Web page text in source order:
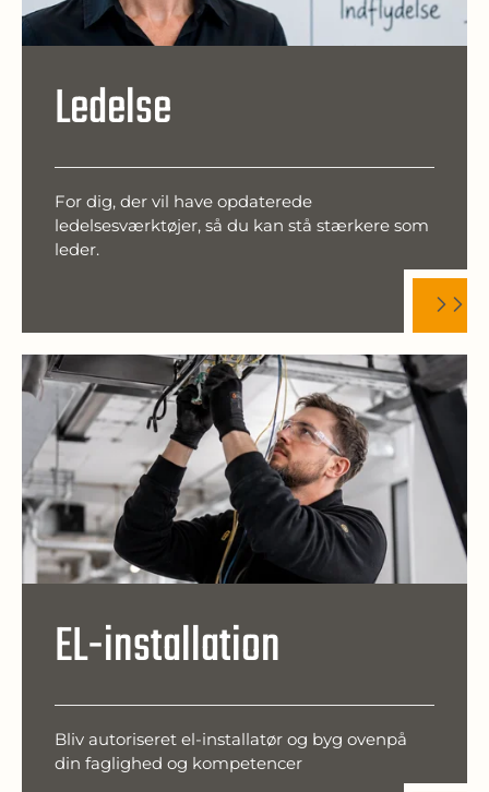
Ledelse
For dig, der vil have opdaterede
ledelsesværktøjer, så du kan stå stærkere som
leder.
EL-installation
Bliv autoriseret el-installatør og byg ovenpå
din faglighed og kompetencer